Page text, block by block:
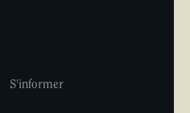
S'informer